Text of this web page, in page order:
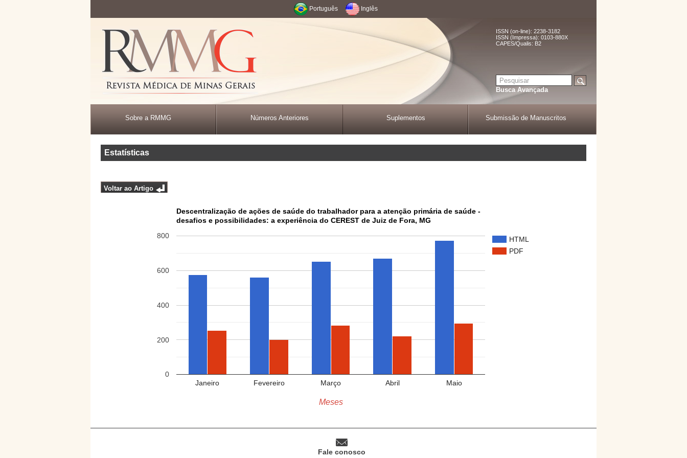
Português Inglês
ISSN (on-line): 2238-3182
ISSN (Impressa): 0103-880X
CAPES/Qualis: B2
Busca Avançada
Sobre a RMMG Números Anteriores Suplementos Submissão de Manuscritos
Estatísticas
Voltar ao Artigo
Descentralização de ações de saúde do trabalhador para a atenção primária de saúde -
desafios e possibilidades: a experiência do CEREST de Juiz de Fora, MG
HTML
PDF
Janeiro Fevereiro Março Abril Maio
0
200
400
600
800
Meses
Fale conosco